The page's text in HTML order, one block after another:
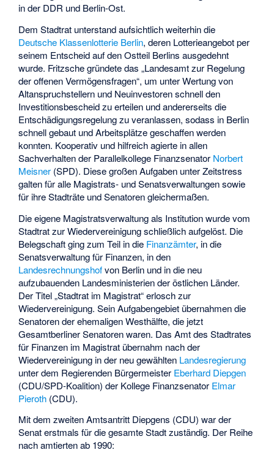
in der DDR und Berlin-Ost.
Dem Stadtrat unterstand aufsichtlich weiterhin die
Deutsche Klassenlotterie Berlin, deren Lotterieangebot per
seinem Entscheid auf den Ostteil Berlins ausgedehnt
wurde. Fritzsche gründete das „Landesamt zur Regelung
der offenen Vermögensfragen“, um unter Wertung von
Altanspruchstellern und Neuinvestoren schnell den
Investitionsbescheid zu erteilen und andererseits die
Entschädigungsregelung zu veranlassen, sodass in Berlin
schnell gebaut und Arbeitsplätze geschaffen werden
konnten. Kooperativ und hilfreich agierte in allen
Sachverhalten der Parallelkollege Finanzsenator Norbert
Meisner (SPD). Diese großen Aufgaben unter Zeitstress
galten für alle Magistrats- und Senatsverwaltungen sowie
für ihre Stadträte und Senatoren gleichermaßen.
Die eigene Magistratsverwaltung als Institution wurde vom
Stadtrat zur Wiedervereinigung schließlich aufgelöst. Die
Belegschaft ging zum Teil in die Finanzämter, in die
Senatsverwaltung für Finanzen, in den
Landesrechnungshofvon Berlin und in die neu
aufzubauenden Landesministerien der östlichen Länder.
Der Titel „Stadtrat im Magistrat“ erlosch zur
Wiedervereinigung. Sein Aufgabengebiet übernahmen die
Senatoren der ehemaligen Westhälfte, die jetzt
Gesamtberliner Senatoren waren. Das Amt des Stadtrates
für Finanzen im Magistrat übernahm nach der
Wiedervereinigung in der neu gewählten Landesregierung
unter dem Regierenden Bürgermeister Eberhard Diepgen
(CDU/SPD-Koalition) der Kollege Finanzsenator Elmar
Pieroth (CDU).
Mit dem zweiten Amtsantritt Diepgens (CDU) war der
Senat erstmals für die gesamte Stadt zuständig. Der Reihe
nach amtierten ab 1990: